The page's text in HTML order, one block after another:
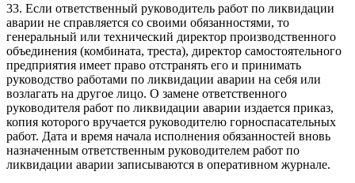
33. Если ответственный руководитель работ по ликвидации
аварии не справляется со своими обязанностями, то
генеральный или технический директор производственного
объединения (комбината, треста), директор самостоятельного
предприятия имеет право отстранять его и принимать
руководство работами по ликвидации аварии на себя или
возлагать на другое лицо. О замене ответственного
руководителя работ по ликвидации аварии издается приказ,
копия которого вручается руководителю горноспасательных
работ. Дата и время начала исполнения обязанностей вновь
назначенным ответственным руководителем работ по
ликвидации аварии записываются в оперативном журнале.